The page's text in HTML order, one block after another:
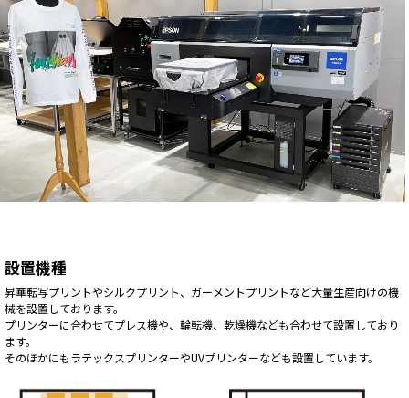
設置機種
昇華転写プリントやシルクプリント、ガーメントプリントなど大量生産向けの機
械を設置しております。
プリンターに合わせてプレス機や、輪転機、乾燥機なども合わせて設置しており
ます。
そのほかにもラテックスプリンターやUVプリンターなども設置しています。